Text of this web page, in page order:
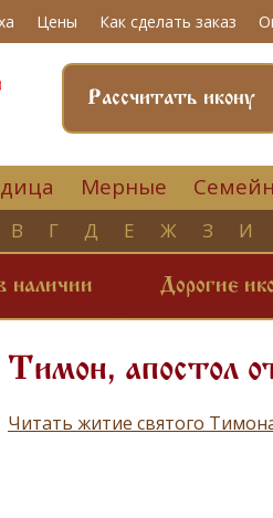
Цены Как сделать заказ
Рассчитать икону
Мерные
В Г Д Е Ж З И
наличии Дорогие
Тимон, апостол
Читать житие святого